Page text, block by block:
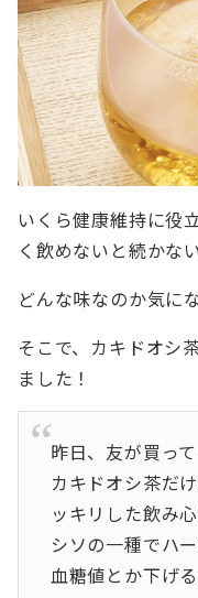
いくら健康維持に役
く飲めないと続かな
どんな味なのか気に
そこで、カキドオシ
ました！
昨日、友が買っ
カキドオシ茶だ
ッキリした飲み心
シソの一種でハ
血糖値とか下げ